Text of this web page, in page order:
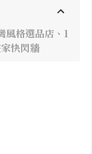
風格選品店、1
快閃牆